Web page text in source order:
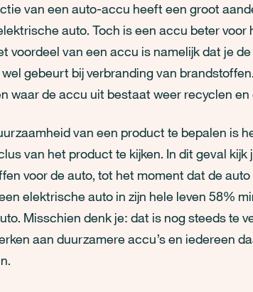
van een auto-accu heeft een groot
auto. Toch is een accu beter voor
voordeel van een accu is namelijk dat je
gebeurt bij verbranding van
waar de accu uit bestaat weer recyclen en
van een product te bepalen is
van het product te kijken. In dit geval kijk
voor de auto, tot het moment dat de
elektrische auto in zijn hele leven 58%
Misschien denk je: dat is nog steeds te
aan duurzamere accu’s en iedereen